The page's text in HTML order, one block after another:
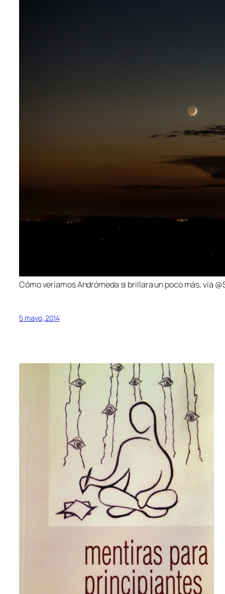
Cómo veríamos Andrómeda si brillara un poco más, vía
5 mayo, 2014